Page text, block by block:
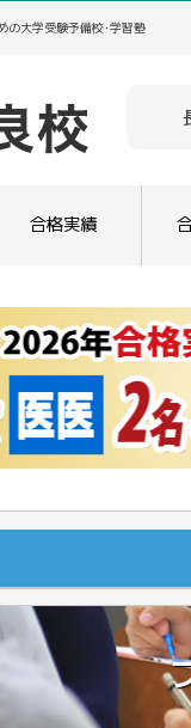
の大学受験予備校･学習塾
合格実績